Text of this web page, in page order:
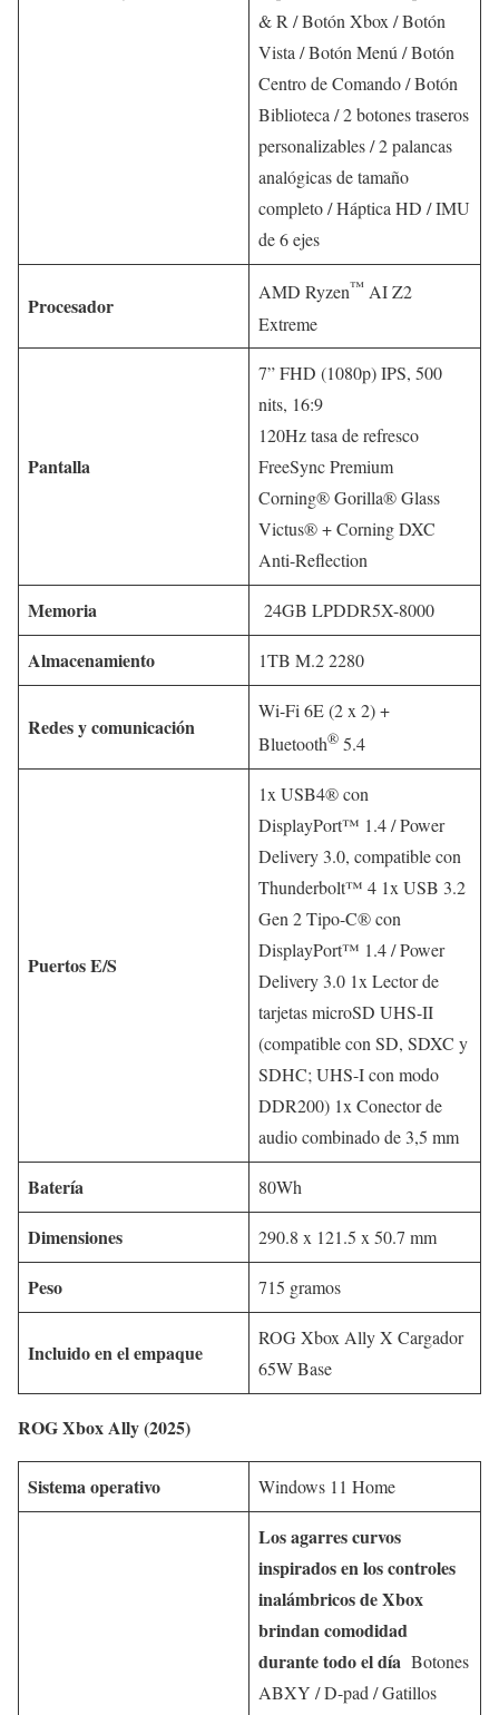
& R / Botón Xbox / Botón
Vista / Botón Menú / Botón
Centro de Comando / Botón
Biblioteca / 2 botones traseros
personalizables / 2 palancas
analógicas de tamaño
completo / Háptica HD / IMU
de 6 ejes
Procesador
AMD Ryzen™ AI Z2
Extreme
Pantalla
7” FHD (1080p) IPS, 500
nits, 16:9
120Hz tasa de refresco
FreeSync Premium
Corning® Gorilla® Glass
Victus® + Corning DXC
Anti-Reflection
Memoria 24GB LPDDR5X-8000
Almacenamiento 1TB M.2 2280
Redes y comunicación
Wi-Fi 6E (2 x 2) +
Bluetooth® 5.4
Puertos E/S
1x USB4® con
DisplayPort™ 1.4 / Power
Delivery 3.0, compatible con
Thunderbolt™ 4 1x USB 3.2
Gen 2 Tipo-C® con
DisplayPort™ 1.4 / Power
Delivery 3.0 1x Lector de
tarjetas microSD UHS-II
(compatible con SD, SDXC y
SDHC; UHS-I con modo
DDR200) 1x Conector de
audio combinado de 3,5 mm
Batería 80Wh
Dimensiones 290.8 x 121.5 x 50.7 mm
Peso 715 gramos
Incluido en el empaque
ROG Xbox Ally X Cargador
65W Base
ROG Xbox Ally (2025)
Sistema operativo Windows 11 Home
Los agarres curvos
inspirados en los controles
inalámbricos de Xbox
brindan comodidad
durante todo el día Botones
ABXY / D-pad / Gatillos